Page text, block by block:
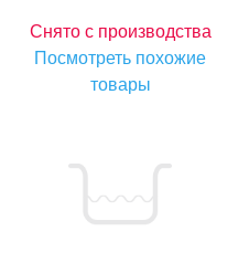
Снято с производства
Посмотреть похожие
товары